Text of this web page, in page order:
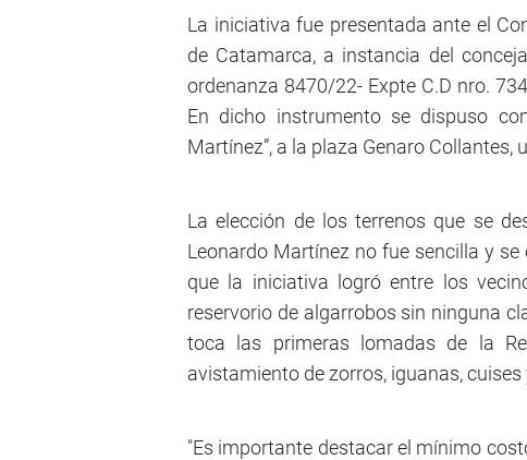
La iniciativa fue presentada ante el
de Catamarca, a instancia del
ordenanza 8470/22- Expte C.D nro.
En dicho instrumento se dispuso
Martínez”, a la plaza Genaro
La elección de los terrenos que se
Leonardo Martínez no fue sencilla y
que la iniciativa logró entre los
reservorio de algarrobos sin ninguna
toca las primeras lomadas de la
avistamiento de zorros, iguanas, cuises
"Es importante destacar el mínimo